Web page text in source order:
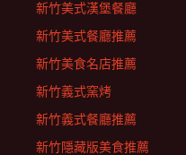
新竹美式漢堡餐廳
新竹美式餐廳推薦
新竹美食名店推薦
新竹義式窯烤
新竹義式餐廳推薦
新竹隱藏版美食推薦